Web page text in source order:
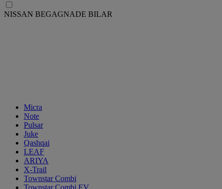
NISSAN BEGAGNADE BILAR
Micra
Note
Pulsar
Juke
Qashqai
LEAF
ARIYA
X-Trail
Townstar Combi
Townstar Combi EV